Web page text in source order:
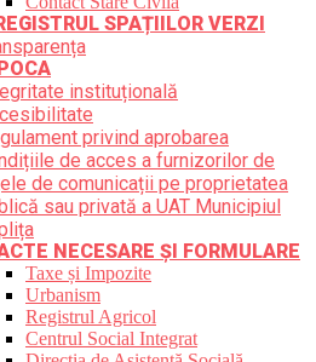
SPAȚIILOR VERZI
instituțională
privind aprobarea
de acces a furnizorilor de
de comunicații pe proprietatea
sau privată a UAT Municipiul
NECESARE ȘI FORMULARE
Taxe și Impozite
Urbanism
Registrul Agricol
Centrul Social Integrat